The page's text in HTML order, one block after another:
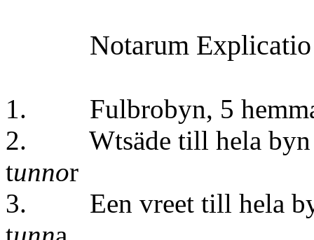
Notarum Explicatio
1. Fulbrobyn, 5
2. Wtsäde till hela
tunnor
3. Een vreet till hela